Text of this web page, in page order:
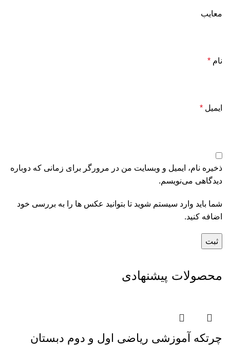
معایب
نام *
ایمیل *
ذخیره نام، ایمیل و وبسایت من در مرورگر برای زمانی که دوباره
دیدگاهی می‌نویسم.
شما باید وارد سیستم شوید تا بتوانید عکس ها را به بررسی خود
اضافه کنید.
محصولات پیشنهادی
چرتکه آموزشی ریاضی اول و دوم دبستان